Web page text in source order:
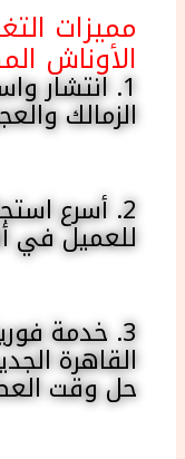
مميزات
الأوناش
1. انتشار
الزمالك
2. أسرع
للعميل في أقل
3. خدمة
القاهرة
حل وقت